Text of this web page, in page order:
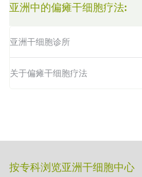
亚洲中的偏瘫干细胞疗法:
亚洲干细胞诊所
关于偏瘫干细胞疗法
按专科浏览亚洲干细胞中心